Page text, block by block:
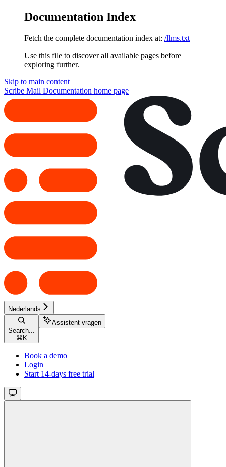
Documentation Index
Fetch the complete documentation index at: /llms.txt
Use this file to discover all available pages before
exploring further.
Skip to main content
Scribe Mail Documentation home page
Nederlands
Search...
⌘ K
Assistent vragen
Book a demo
Login
Start 14-days free trial